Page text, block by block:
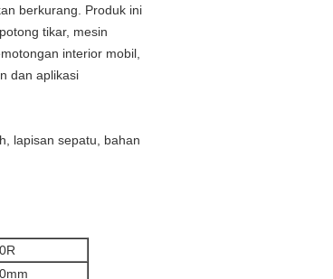
berkurang. Produk ini
tikar, mesin
interior mobil,
dan aplikasi
lapisan sepatu, bahan